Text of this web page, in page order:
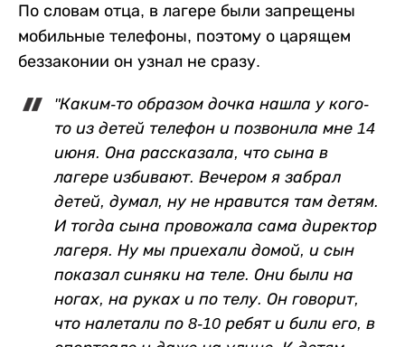
По словам отца, в лагере были запрещены
мобильные телефоны, поэтому о царящем
беззаконии он узнал не сразу.
"Каким-то образом дочка нашла у кого-
то из детей телефон и позвонила мне 14
июня. Она рассказала, что сына в
лагере избивают. Вечером я забрал
детей, думал, ну не нравится там детям.
И тогда сына провожала сама директор
лагеря. Ну мы приехали домой, и сын
показал синяки на теле. Они были на
ногах, на руках и по телу. Он говорит,
что налетали по 8-10 ребят и били его, в